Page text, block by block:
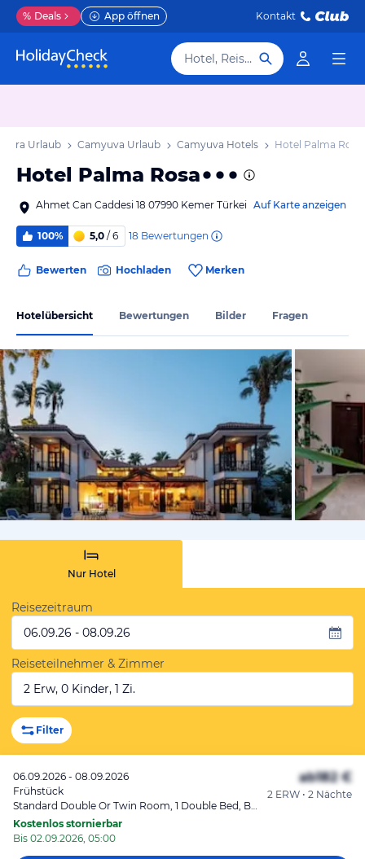
% Deals App öffnen Kontakt
Hotel, Reiseziel
Urlaub Camyuva Urlaub Camyuva Hotels Hotel Palma Rosa
Hotel Palma Rosa
Ahmet Can Caddesi 18 07990 Kemer Türkei Auf Karte anzeigen
100% 5,0 / 6 18 Bewertungen
Bewerten Hochladen Merken
Hotelübersicht Bewertungen Bilder Fragen
von
Nur Hotel
Reisezeitraum
06.09.26 - 08.09.26
Reiseteilnehmer & Zimmer
2 Erw, 0 Kinder, 1 Zi.
Filter
06.09.2026 - 08.09.2026
Frühstück
Standard Double Or Twin Room, 1 Double Bed, Balcony, Garden View
Kostenlos stornierbar
Bis 02.09.2026, 05:00
ab182 €
2 ERW • 2 Nächte